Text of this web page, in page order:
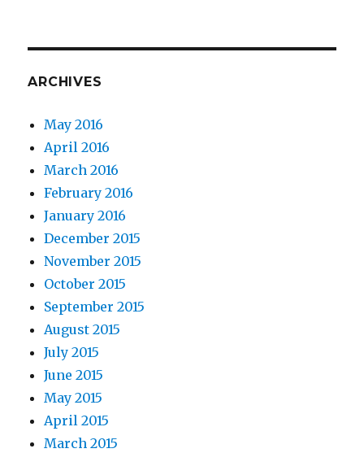
ARCHIVES
May 2016
April 2016
March 2016
February 2016
January 2016
December 2015
November 2015
October 2015
September 2015
August 2015
July 2015
June 2015
May 2015
April 2015
March 2015